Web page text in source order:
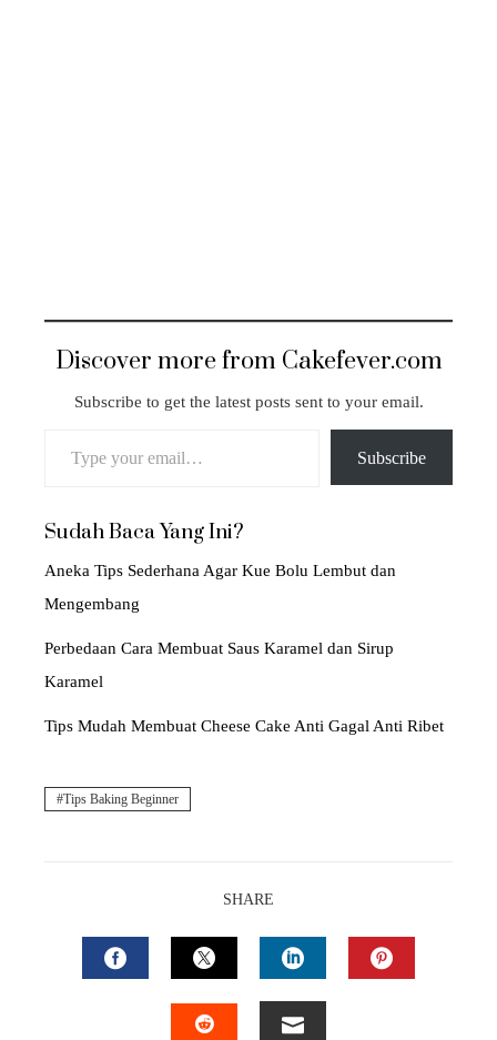
Discover more from Cakefever.com
Subscribe to get the latest posts sent to your email.
Subscribe
Sudah Baca Yang Ini?
Aneka Tips Sederhana Agar Kue Bolu Lembut dan
Mengembang
Perbedaan Cara Membuat Saus Karamel dan Sirup
Karamel
Tips Mudah Membuat Cheese Cake Anti Gagal Anti Ribet
Tips Baking Beginner
SHARE
FACEBOOKTWITTERLINKEDIN